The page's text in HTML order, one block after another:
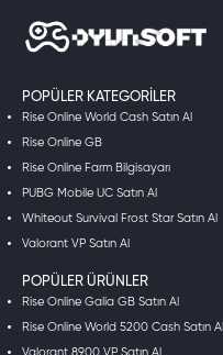
POPÜLER KATEGORILER
Rise Online World Cash Satın Al
Rise Online GB
Rise Online Farm Bilgisayarı
PUBG Mobile UC Satın Al
Whiteout Survival Frost Star Satın Al
Valorant VP Satın Al
POPÜLER ÜRÜNLER
Rise Online Galia GB Satın Al
Rise Online World 5200 Cash Satın Al
Valorant 8900 VP Satın Al